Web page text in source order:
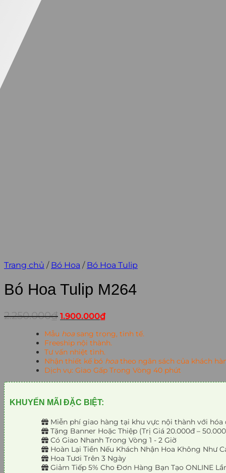
Trang chủ / Bó Hoa / Bó Hoa Tulip
Bó Hoa Tulip M264
2.250.000₫ Giá
gốc
là:
2.250.000₫.
1.900.000₫Giá
tại
là:
Mẫu hoasang trọng, tinh tế.
Freeship nội thành.
Tư vấn nhiệt tình.
Nhận thiết kế bó hoatheo ngân sách của khách
Dịch vụ: Giao Gấp Trong Vòng 40 phút
KHUYẾN MÃI ĐẶC BIỆT:
Miễn phí giao hàng tại khu vực nội thành với
Tặng Banner Hoặc Thiệp (Trị Giá 20.000đ –
Có Giao Nhanh Trong Vòng 1 - 2 Giờ
Hoàn Lại Tiền Nếu Khách Nhận Hoa Không Như
Hoa Tươi Trên 3 Ngày
Giảm Tiếp 5% Cho Đơn Hàng Bạn Tạo ONLINE